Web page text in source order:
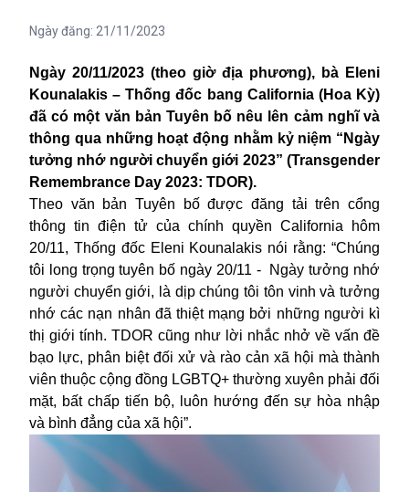
Ngày đăng: 21/11/2023
Ngày 20/11/2023 (theo giờ địa phương), bà Eleni
Kounalakis – Thống đốc bang California(Hoa Kỳ)
đã có một văn bản Tuyên bố nêu lên cảm nghĩ và
thông qua những hoạt động nhằm kỷ niệm “Ngày
tưởng nhớ người chuyển giới 2023” (Transgender
Remembrance Day 2023: TDOR).
Theo văn bản Tuyên bố được đăng tải trên cổng
thông tin điện tử của chính quyền California hôm
20/11, Thống đốc Eleni Kounalakis nói rằng: “Chúng
tôi long trọng tuyên bố ngày 20/11 -
Ngày tưởng nhớ
người chuyển giới, là dịp chúng tôi tôn vinh và tưởng
nhớ các nạn nhân đã thiệt mạng bởi những người kì
thị giới tính. TDOR cũng như lời nhắc nhở về vấn đề
bạo lực, phân biệt đối xử và rào cản xã hội mà thành
viên thuộc cộng đồng LGBTQ+ thường xuyên phải đối
mặt, bất chấp tiến bộ, luôn hướng đến sự hòa nhập
và bình đẳng của xã hội”.